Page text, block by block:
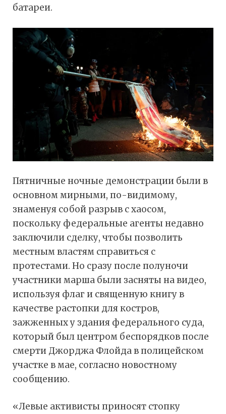
батареи.
Пятничные ночные демонстрации были в
основном мирными, по-видимому,
знаменуя собой разрыв с хаосом,
поскольку федеральные агенты недавно
заключили сделку, чтобы позволить
местным властям справиться с
протестами. Но сразу после полуночи
участники марша были засняты на видео,
используя флаг и священную книгу в
качестве растопки для костров,
зажженных у здания федерального суда,
который был центром беспорядков после
смерти Джорджа Флойда в полицейском
участке в мае, согласно новостному
сообщению.
«Левые активисты приносят стопку